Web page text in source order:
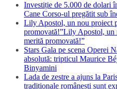
Investiție de 5.000 de dolari
Cane Corso-ul pregătit sub
Lily Apostol, un nou proiect
promovată!”Lily Apostol, un
merită promovată!”
Stars Gala pe scena Operei
absolută: tripticul Maurice
Binyamini
Lada de zestre a ajuns la
tradiționale românești sunt